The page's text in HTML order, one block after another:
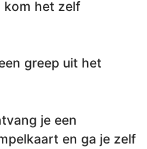
kom het zelf
greep uit het
je een
en ga je zelf